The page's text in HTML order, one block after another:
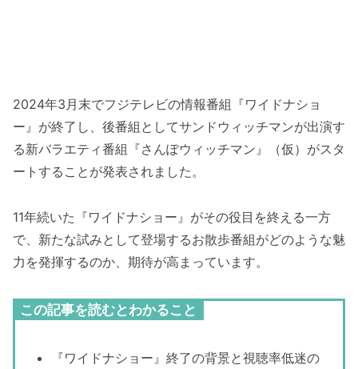
2024年3月末でフジテレビの情報番組『ワイドナショ
ー』が終了し、後番組としてサンドウィッチマンが出演す
る新バラエティ番組『さんぽウィッチマン』（仮）がスタ
ートすることが発表されました。
11年続いた『ワイドナショー』がその役目を終える一方
で、新たな試みとして登場するお散歩番組がどのような魅
力を発揮するのか、期待が高まっています。
この記事を読むとわかること
『ワイドナショー』終了の背景と視聴率低迷の